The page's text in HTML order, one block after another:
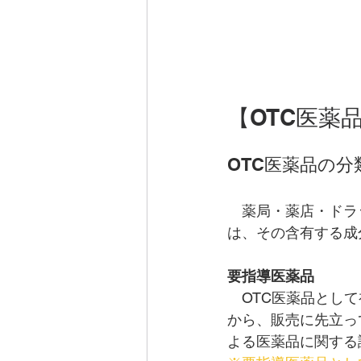
【OTC医薬
OTC医薬品の
薬局・薬店・ドラ
は、その含有する
要指導医薬品
OTC医薬品として
から、販売に先立
よる医薬品に関す